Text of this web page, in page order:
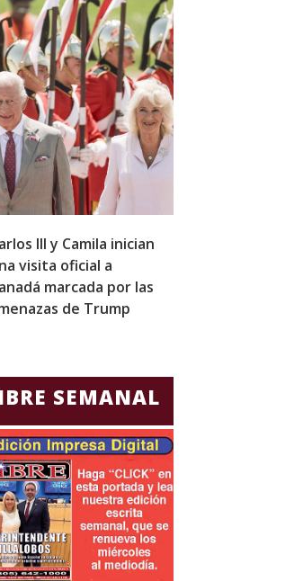
III y Camila inician
visita oficial a
marcada por las
de Trump
SEMANAL